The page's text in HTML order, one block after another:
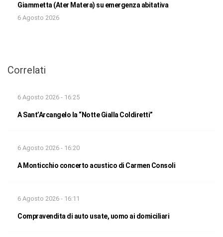
Giammetta (Ater Matera) su emergenza abitativa
6 Agosto 2026
Correlati
6 Agosto 2026 - 16:25
A Sant’Arcangelo la “Notte Gialla Coldiretti”
6 Agosto 2026 - 16:20
A Monticchio concerto acustico di Carmen Consoli
6 Agosto 2026 - 16:11
Compravendita di auto usate, uomo ai domiciliari